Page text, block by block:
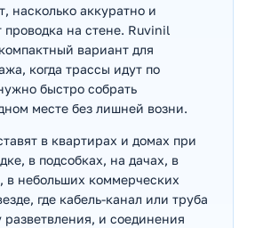
насколько аккуратно и
на стене. Ruvinil
вариант для
когда трассы идут по
быстро собрать
месте без лишней возни.
в квартирах и домах при
в подсобках, на дачах, в
в небольших коммерческих
где кабель-канал или труба
разветвления, и соединения